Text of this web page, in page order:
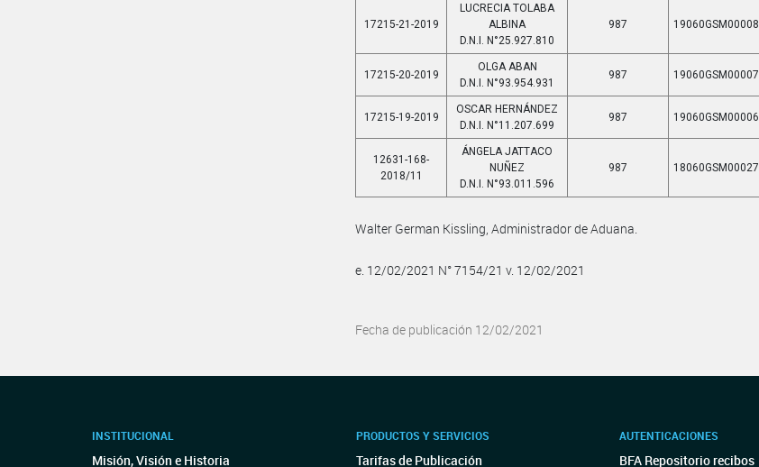
17215-21-2019
LUCRECIA TOLABA
ALBINA
D.N.I. N°25.927.810
987 19060GSM00008
17215-20-2019
OLGA ABAN
D.N.I. N°93.954.931
987 19060GSM00007
17215-19-2019
OSCAR HERNÁNDEZ
D.N.I. N°11.207.699
987 19060GSM00006
12631-168-
2018/11
ÁNGELA JATTACO
NUÑEZ
D.N.I. N°93.011.596
987 18060GSM00027
Walter German Kissling, Administrador de Aduana.
e. 12/02/2021 N° 7154/21 v. 12/02/2021
Fecha de publicación 12/02/2021
INSTITUCIONAL
Misión, Visión e Historia
PRODUCTOS Y SERVICIOS
Tarifas de Publicación
AUTENTICACIONES
BFA Repositorio recibos